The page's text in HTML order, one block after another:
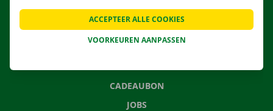
CONTACTEER ONS
CADEAUBON
JOBS
VOORKEUREN AANPASSEN
ACCEPTEER ALLE COOKIES